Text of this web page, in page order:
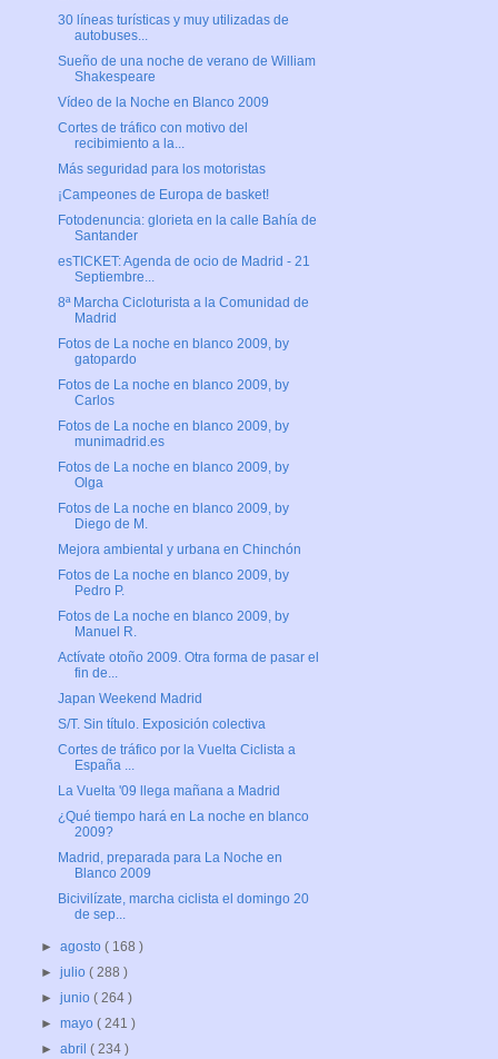
30 líneas turísticas y muy utilizadas de
autobuses...
Sueño de una noche de verano de William
Shakespeare
Vídeo de la Noche en Blanco 2009
Cortes de tráfico con motivo del
recibimiento a la...
Más seguridad para los motoristas
¡Campeones de Europa de basket!
Fotodenuncia: glorieta en la calle Bahía de
Santander
esTICKET: Agenda de ocio de Madrid - 21
Septiembre...
8ª Marcha Cicloturista a la Comunidad de
Madrid
Fotos de La noche en blanco 2009, by
gatopardo
Fotos de La noche en blanco 2009, by
Carlos
Fotos de La noche en blanco 2009, by
munimadrid.es
Fotos de La noche en blanco 2009, by
Olga
Fotos de La noche en blanco 2009, by
Diego de M.
Mejora ambiental y urbana en Chinchón
Fotos de La noche en blanco 2009, by
Pedro P.
Fotos de La noche en blanco 2009, by
Manuel R.
Actívate otoño 2009. Otra forma de pasar el
fin de...
Japan Weekend Madrid
S/T. Sin título. Exposición colectiva
Cortes de tráfico por la Vuelta Ciclista a
España ...
La Vuelta '09 llega mañana a Madrid
¿Qué tiempo hará en La noche en blanco
2009?
Madrid, preparada para La Noche en
Blanco 2009
Bicivilízate, marcha ciclista el domingo 20
de sep...
►agosto( 168 )
►julio( 288 )
►junio( 264 )
►mayo( 241 )
►abril( 234 )